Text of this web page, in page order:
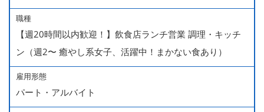
職種
【週20時間以内歓迎！】飲食店ランチ営業 調理・キッチ
ン（週2〜 癒やし系女子、活躍中！まかない食あり）
雇用形態
パート・アルバイト